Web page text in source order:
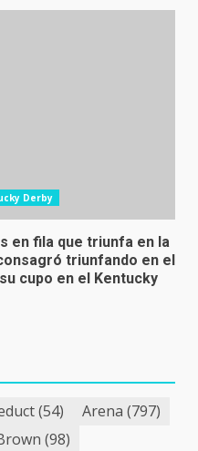
Derby
en fila que triunfa en la
triunfando en el
cupo en el Kentucky
(54) Arena (797)
(98)